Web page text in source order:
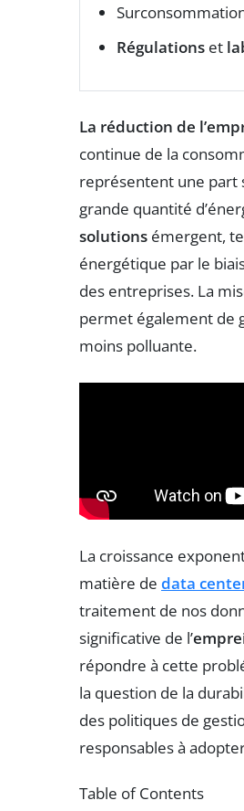
Régulations et
La réduction de
continue de la
représentent une part
grande quantité
solutions émergent,
énergétique par le
des entreprises. La
permet également de
moins polluante.
La croissance
matière de data
traitement de nos
significative de l’
répondre à cette
la question de la
des politiques de
responsables à
Table of Contents